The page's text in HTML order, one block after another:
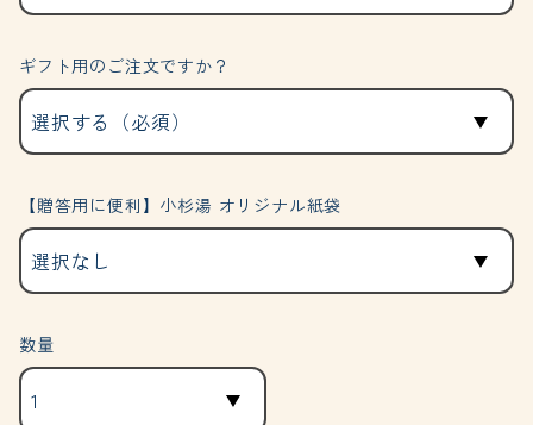
ギフト用のご注文ですか？
【贈答用に便利】小杉湯 オリジナル紙袋
数量